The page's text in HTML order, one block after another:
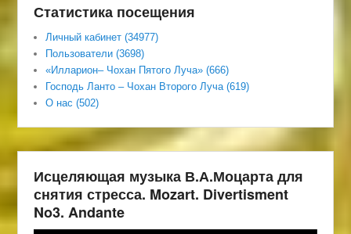
Статистика посещения
Личный кабинет (34977)
Пользователи (3698)
«Илларион– Чохан Пятого Луча» (666)
Господь Ланто – Чохан Второго Луча (619)
О нас (502)
Исцеляющая музыка В.А.Моцарта для
снятия стресса. Mozart. Divertisment
No3. Andante